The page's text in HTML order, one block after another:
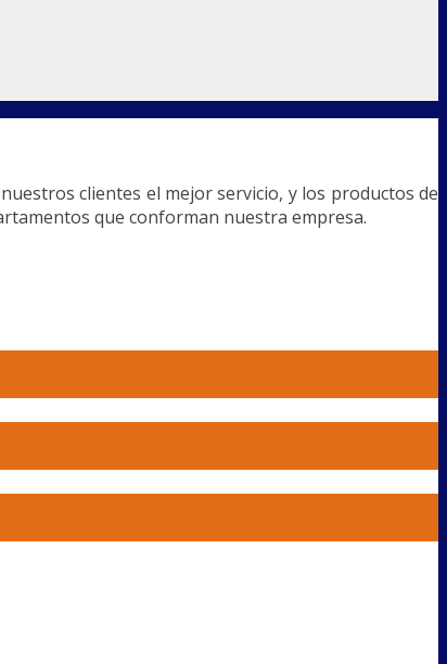
clientes el mejor servicio, y los productos de
que conforman nuestra empresa.